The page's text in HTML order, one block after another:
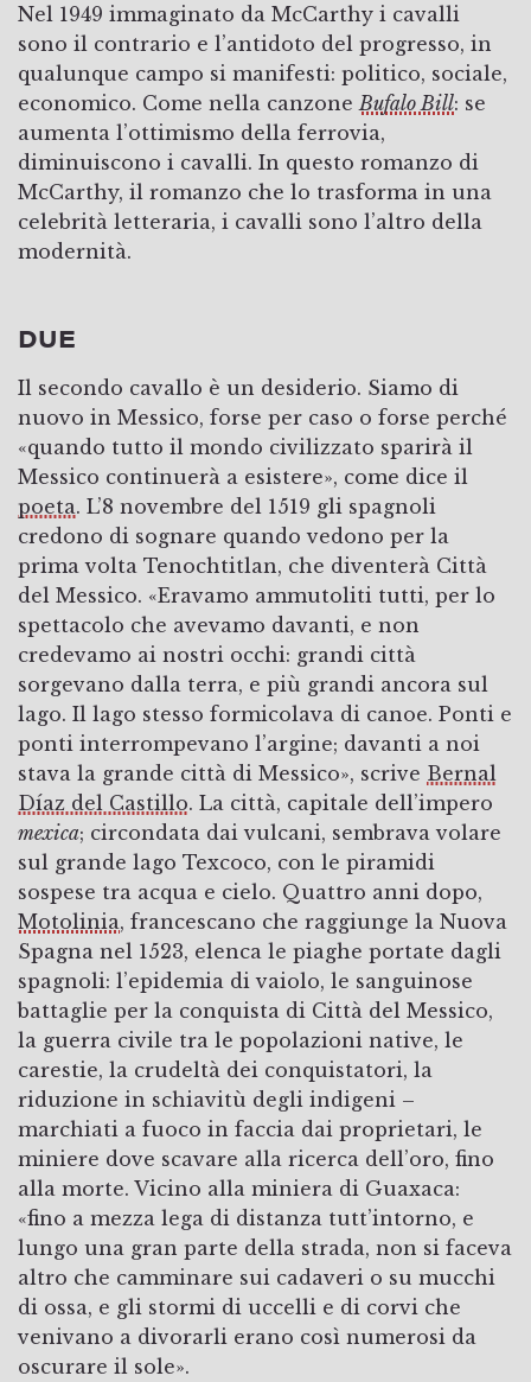
Nel 1949 immaginato da McCarthy i cavalli
sono il contrario e l’antidoto del progresso, in
qualunque campo si manifesti: politico, sociale,
economico. Come nella canzone Bufalo Bill: se
aumenta l’ottimismo della ferrovia,
diminuiscono i cavalli. In questo romanzo di
McCarthy, il romanzo che lo trasforma in una
celebrità letteraria, i cavalli sono l’altro della
modernità.
DUE
Il secondo cavallo è un desiderio. Siamo di
nuovo in Messico, forse per caso o forse perché
«quando tutto il mondo civilizzato sparirà il
Messico continuerà a esistere», come dice il
poeta. L’8 novembre del 1519 gli spagnoli
credono di sognare quando vedono per la
prima volta Tenochtitlan, che diventerà Città
del Messico. «Eravamo ammutoliti tutti, per lo
spettacolo che avevamo davanti, e non
credevamo ai nostri occhi: grandi città
sorgevano dalla terra, e più grandi ancora sul
lago. Il lago stesso formicolava di canoe. Ponti e
ponti interrompevano l’argine; davanti a noi
stava la grande città di Messico», scrive Bernal
Díaz del Castillo. La città, capitale dell’impero
mexica; circondata dai vulcani, sembrava volare
sul grande lago Texcoco, con le piramidi
sospese tra acqua e cielo. Quattro anni dopo,
Motolinia, francescano che raggiunge la Nuova
Spagna nel 1523, elenca le piaghe portate dagli
spagnoli: l’epidemia di vaiolo, le sanguinose
battaglie per la conquista di Città del Messico,
la guerra civile tra le popolazioni native, le
carestie, la crudeltà dei conquistatori, la
riduzione in schiavitù degli indigeni –
marchiati a fuoco in faccia dai proprietari, le
miniere dove scavare alla ricerca dell’oro, fino
alla morte. Vicino alla miniera di Guaxaca:
«fino a mezza lega di distanza tutt’intorno, e
lungo una gran parte della strada, non si faceva
altro che camminare sui cadaveri o su mucchi
di ossa, e gli stormi di uccelli e di corvi che
venivano a divorarli erano così numerosi da
oscurare il sole».